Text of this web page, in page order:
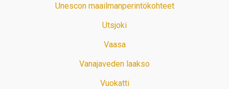
Unescon maailmanperintökohteet
Utsjoki
Vaasa
Vanajaveden laakso
Vuokatti